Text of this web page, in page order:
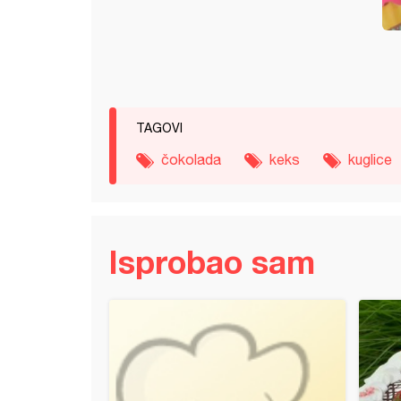
TAGOVI
čokolada keks kuglice
Isprobao sam